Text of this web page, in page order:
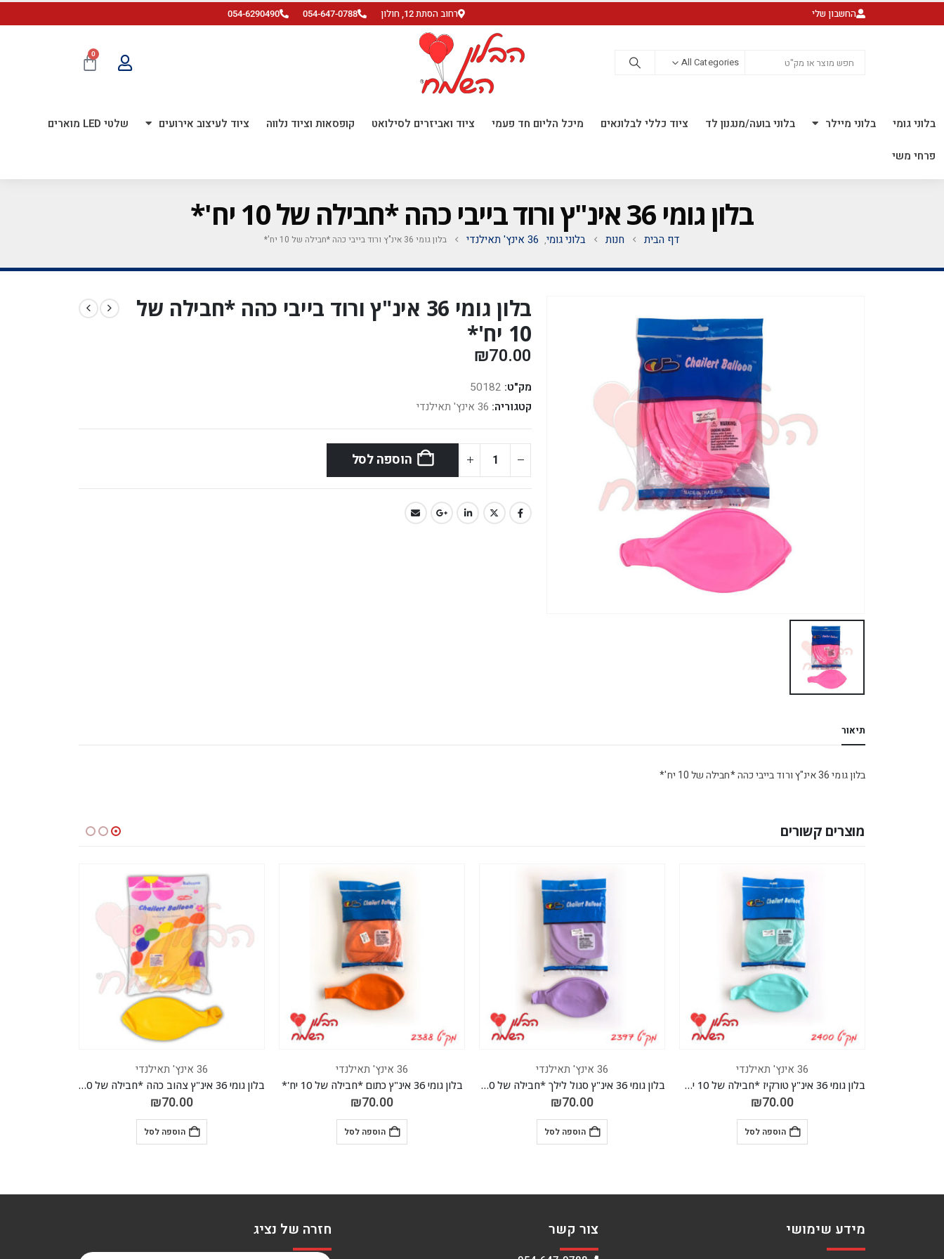
החשבון שלי רחוב הסתת 12, חולון 054-647-0788
054-6290490
All Categories
0
בלוני גומי בלוני מיילר בלוני בועה/מנגנון לד ציוד כללי לבלונאים מיכל הליום חד פעמי ציוד ואביזרים לסילואט קופסאות וציוד נלווה ציוד לעיצוב אירועים שלטי LED מוארים
פרחי משי
בלון גומי 36 אינ"ץ ורוד בייבי כהה *חבילה של 10 יח'*
דף הבית חנות בלוני גומי, 36 אינץ' תאילנדי בלון גומי 36 אינ"ץ ורוד בייבי כהה *חבילה של 10 יח'*
בלון גומי 36 אינ"ץ ורוד בייבי כהה *חבילה של
10 יח'*
₪70.00
מק"ט: 50182
קטגוריה: 36 אינץ' תאילנדי
הוספה לסל
תיאור
בלון גומי 36 אינ"ץ ורוד בייבי כהה *חבילה של 10 יח'*
מוצרים קשורים
36 אינץ' תאילנדי
בלון גומי 36 אינ"ץ סגול לילך *חבילה של 10 יח'*
₪70.00
הוספה לסל
36 אינץ' תאילנדי
בלון גומי 36 אינ"ץ כתום *חבילה של 10 יח'*
₪70.00
הוספה לסל
36 אינץ' תאילנדי
בלון גומי 36 אינ"ץ צהוב כהה *חבילה של 10 יח'*
₪70.00
הוספה לסל
36 אינץ' תאילנדי
בלון גומי 36 אינ"ץ לבן *חבילה של 10 יח'*
₪70.00
הוספה לסל
מידע שימושי צור קשר חזרה של נציג